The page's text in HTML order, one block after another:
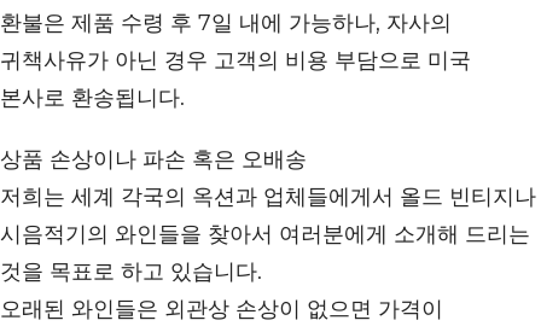
환불은 제품 수령 후 7일 내에 가능하나, 자사의
귀책사유가 아닌 경우 고객의 비용 부담으로 미국
본사로 환송됩니다.
상품 손상이나 파손 혹은 오배송
저희는 세계 각국의 옥션과 업체들에게서 올드 빈티지나
시음적기의 와인들을 찾아서 여러분에게 소개해 드리는
것을 목표로 하고 있습니다.
오래된 와인들은 외관상 손상이 없으면 가격이